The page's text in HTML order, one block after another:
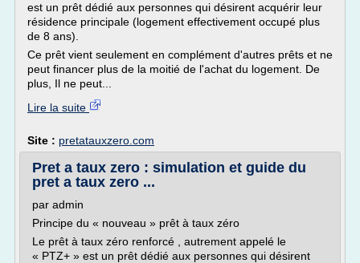
est un prêt dédié aux personnes qui désirent acquérir leur
résidence principale (logement effectivement occupé plus
de 8 ans).
Ce prêt vient seulement en complément d'autres prêts et ne
peut financer plus de la moitié de l'achat du logement. De
plus, Il ne peut...
Lire la suite
Site : pretatauxzero.com
Pret a taux zero : simulation et guide du
pret a taux zero ...
par admin
Principe du « nouveau » prêt à taux zéro
Le prêt à taux zéro renforcé , autrement appelé le
« PTZ+ » est un prêt dédié aux personnes qui désirent